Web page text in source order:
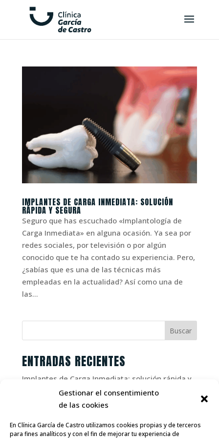
Gestionar el consentimiento
de las cookies
En Clínica García de Castro utilizamos cookies propias y de terceros
para fines analíticos y con el fin de mejorar tu experiencia de
IMPLANTES DE CARGA INMEDIATA: SOLUCIÓN
RÁPIDA Y SEGURA
Seguro que has escuchado «Implantología de
Carga Inmediata» en alguna ocasión. Ya sea por
redes sociales, por televisión o por algún
conocido que te ha contado su experiencia. Pero,
¿sabías que es una de las técnicas más
empleadas en la actualidad? Así como una de
las...
ENTRADAS RECIENTES
Implantes de Carga Inmediata: solución rápida y
IMPLANTES DENTALES Y DIABETES, ¿compatibles?
¿Cuál es la edad máxima para colocar un
implante dental?